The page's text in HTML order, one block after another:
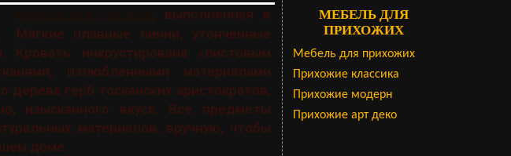
, выполненная в
Мягкие плавные линии, утонченные
инкрустирована «листовым
излюбленными материалами
дерева герб тосканских аристократов,
изысканного вкуса. Все предметы
материалов, вручную, чтобы
доме.
МЕБЕЛЬ ДЛЯ
ПРИХОЖИХ
Мебель для прихожих
Прихожие классика
Прихожие модерн
Прихожие арт деко